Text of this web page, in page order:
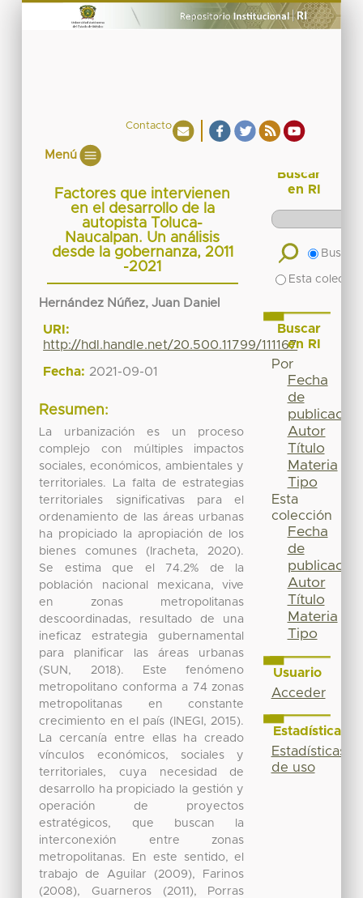
Contacto
Menú
Factores que intervienen
en el desarrollo de la
autopista Toluca-
Naucalpan. Un análisis
desde la gobernanza, 2011
-2021
Hernández Núñez, Juan Daniel
URI:
http://hdl.handle.net/20.500.11799/111167
Fecha: 2021-09-01
Resumen:
La urbanización es un proceso
complejo con múltiples impactos
sociales, económicos, ambientales y
territoriales. La falta de estrategias
territoriales significativas para el
ordenamiento de las áreas urbanas
ha propiciado la apropiación de los
bienes comunes (Iracheta, 2020).
Se estima que el 74.2% de la
población nacional mexicana, vive
en zonas metropolitanas
descoordinadas, resultado de una
ineficaz estrategia gubernamental
para planificar las áreas urbanas
(SUN, 2018). Este fenómeno
metropolitano conforma a 74 zonas
metropolitanas en constante
crecimiento en el país (INEGI, 2015).
La cercanía entre ellas ha creado
vínculos económicos, sociales y
territoriales, cuya necesidad de
desarrollo ha propiciado la gestión y
operación de proyectos
estratégicos, que buscan la
interconexión entre zonas
metropolitanas. En este sentido, el
trabajo de Aguilar (2009), Farinos
(2008), Guarneros (2011), Porras
Buscar
en RI
Buscar
Esta
Buscar
en RI
Por
Fecha
de
publicación
Autor
Título
Materia
Tipo
Esta
colección
Fecha
de
publicación
Autor
Título
Materia
Tipo
Usuario
Acceder
Estadísticas
Estadísticas
de uso